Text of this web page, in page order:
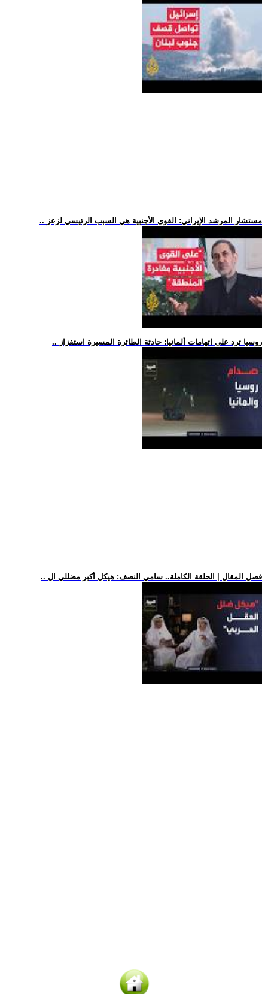
.. مستشار المرشد الإيراني: القوى الأجنبية هي السبب الرئيسي لزعز
.. روسيا ترد على اتهامات ألمانيا: حادثة الطائرة المسيرة استفزاز
.. فصل المقال | الحلقة الكاملة.. سامي النصف: هيكل أكبر مضللي ال